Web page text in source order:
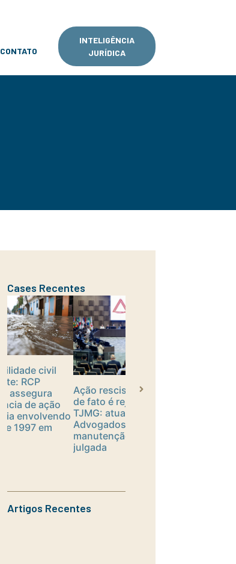
CONTATO
INTELIGÊNCIA
JURÍDICA
Cases Recentes
Ação rescisória por erro
de fato é rejeitada pelo
TJMG: atuação do RCP
Advogados garante
manutenção da coisa
Defesa em ação
Artigos Recentes